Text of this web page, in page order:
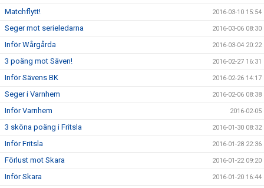
Matchflytt! 2016-03-10 15:54
Seger mot serieledarna 2016-03-06 08:30
Inför Wårgårda 2016-03-04 20:22
3 poäng mot Säven! 2016-02-27 16:31
Inför Sävens BK 2016-02-26 14:17
Seger i Varnhem 2016-02-06 08:38
Inför Varnhem 2016-02-05
3 sköna poäng i Fritsla 2016-01-30 08:32
Inför Fritsla 2016-01-28 22:36
Förlust mot Skara 2016-01-22 09:20
Inför Skara 2016-01-20 16:44